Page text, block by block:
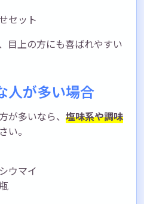
セット
目上の方にも喜ばれやすい
人が多い場合
が多いなら、 塩味系や調味
い。
ウマイ